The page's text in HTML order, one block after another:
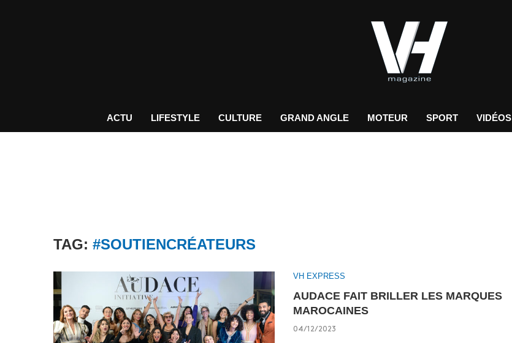
ACTU LIFESTYLE CULTURE GRAND ANGLE MOTEUR SPORT VIDÉOS
TAG: #SOUTIENCRÉATEURS
VH EXPRESS
AUDACE FAIT BRILLER LES MARQUES
MAROCAINES
04/12/2023